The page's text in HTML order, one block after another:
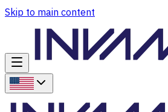
Skip to main content